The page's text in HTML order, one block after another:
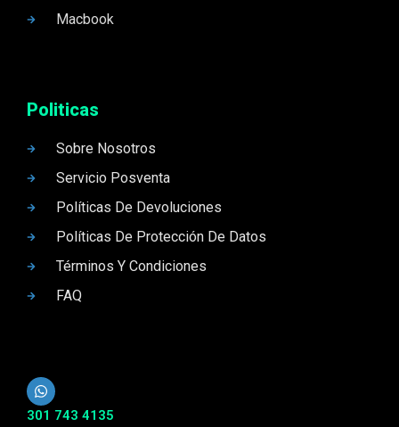
Macbook
Politicas
Sobre Nosotros
Servicio Posventa
Políticas De Devoluciones
Políticas De Protección De Datos
Términos Y Condiciones
FAQ
301 743 4135